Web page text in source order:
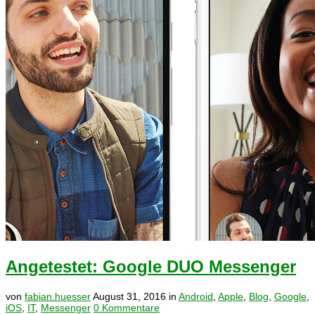
Angetestet: Google DUO Messenger
von fabian.huesserAugust 31, 2016 in Android Apple Blog Google
iOS IT, Messenger 0 Kommentare